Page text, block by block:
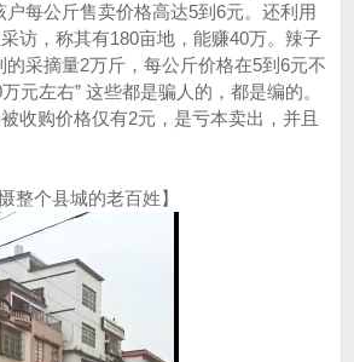
户每公斤售卖价格高达5到6元。还利用
访，称其有180亩地，能赚40万。辣子
的采摘量2万斤，每公斤价格在5到6元不
元左右” 这些都是骗人的，都是编的。
收购价格仅有2元，是亏本卖出，并且
整个县城的老百姓】